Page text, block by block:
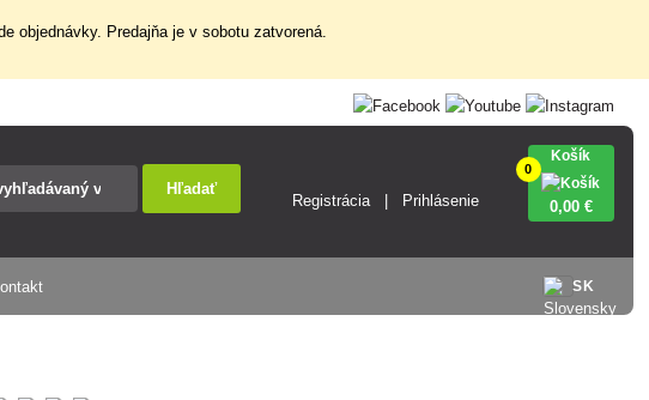
objednávky. Predajňa je v sobotu zatvorená.
Hľadať
Registrácia Prihlásenie
0
Košík
0,00 €
SK